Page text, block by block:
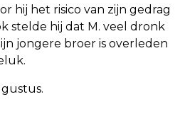
hij het risico van zijn gedrag
stelde hij dat M. veel dronk
jongere broer is overleden